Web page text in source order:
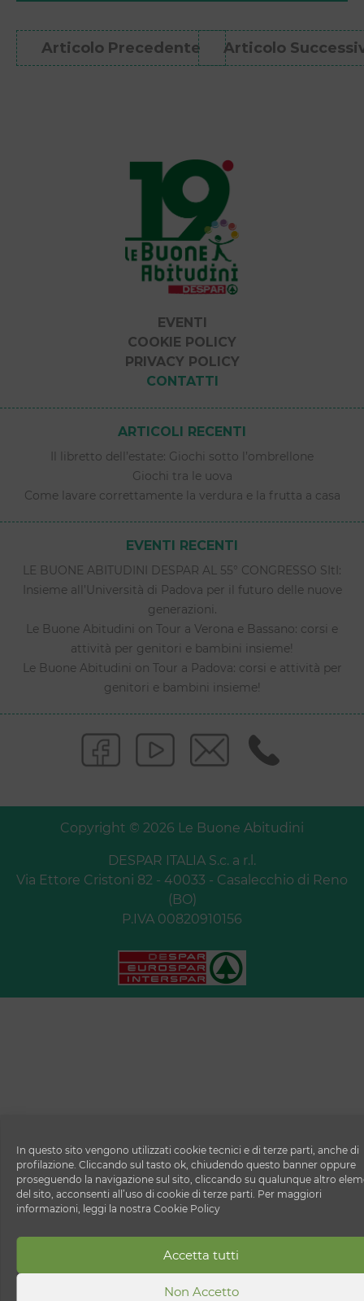
In questo sito vengono utilizzati cookie tecnici e di terze parti, anche di
profilazione. Cliccando sul tasto ok, chiudendo questo banner oppure
proseguendo la navigazione sul sito, cliccando su qualunque altro
del sito, acconsenti all’uso di cookie di terze parti. Per maggiori
informazioni, leggi la nostra Cookie Policy
Accetta tutti
Non Accetto
Articolo Precedente Articolo
EVENTI
COOKIE POLICY
PRIVACY POLICY
CONTATTI
ARTICOLI RECENTI
Il libretto dell’estate: Giochi sotto l’ombrellone
Giochi tra le uova
Come lavare correttamente la verdura e la frutta a casa
EVENTI RECENTI
LE BUONE ABITUDINI DESPAR AL 55° CONGRESSO SItI:
Insieme all’Università di Padova per il futuro delle nuove
generazioni.
Le Buone Abitudini on Tour a Verona e Bassano: corsi e
attività per genitori e bambini insieme!
Le Buone Abitudini on Tour a Padova: corsi e attività per
genitori e bambini insieme!
Copyright © 2026 Le Buone Abitudini
DESPAR ITALIA S.c. a r.l.
Via Ettore Cristoni 82 - 40033 - Casalecchio di Reno
(BO)
P.IVA 00820910156